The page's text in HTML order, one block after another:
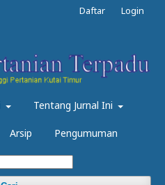
Tentang Jurnal Ini
Arsip Pengumuman
Daftar Login